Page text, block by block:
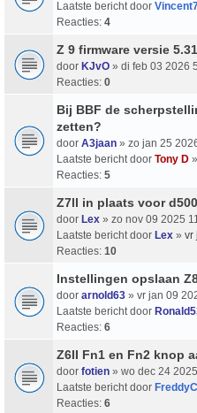
Laatste bericht door
Reacties: 4
Z 9 firmware versie 5.31
door KJvO » di feb 03 2026
Reacties: 0
Bij BBF de
zetten?
door A3jaan » zo jan 25
Laatste bericht door Tony D »
Reacties: 5
Z7ll in plaats voor
door Lex » zo nov 09 2025
Laatste bericht door Lex » vr
Reacties: 10
Instellingen opslaan
door arnold63 » vr jan 09
Laatste bericht door
Reacties: 6
Z6II Fn1 en Fn2 knop
door fotien » wo dec 24
Laatste bericht door
Reacties: 6